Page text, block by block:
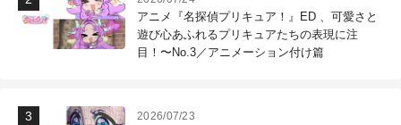
アニメ『名探偵プリキュア！』ED 、可愛さと
遊び心あふれるプリキュアたちの表現に注
目！〜No.3／アニメーション付け篇
2026/07/23